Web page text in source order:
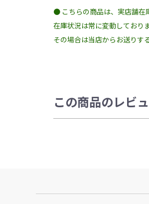
● こちらの商品は、実店舗在
在庫状況は常に変動しており
その場合は当店からお送りす
この商品のレビ